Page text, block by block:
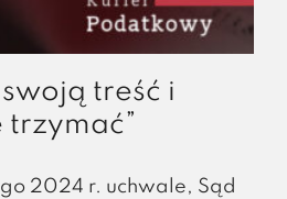
treść i
trzymać”
2024 r. uchwale, Sąd